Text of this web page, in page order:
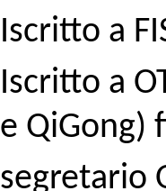
Iscritto a
Iscritto a
e QiGong)
segretario